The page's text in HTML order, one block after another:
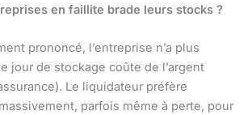
en faillite brade leurs stocks ?
prononcé, l’entreprise n’a plus
jour de stockage coûte de l’argent
Le liquidateur préfère
massivement, parfois même à perte, pour